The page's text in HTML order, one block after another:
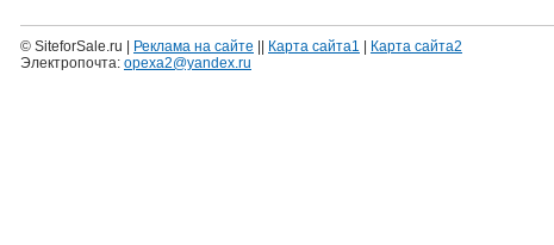
© SiteforSale.ru | Реклама на сайте Карта сайта1
Карта сайта2
Электропочта: opexa2@yandex.ru